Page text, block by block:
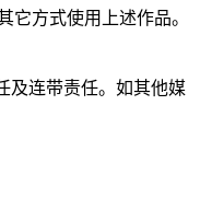
方式使用上述作品。
及连带责任。如其他媒